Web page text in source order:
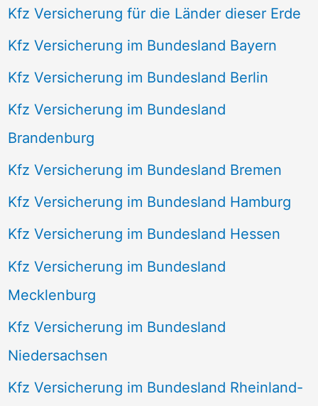
Kfz Versicherung für die Länder dieser Erde
Kfz Versicherung im Bundesland Bayern
Kfz Versicherung im Bundesland Berlin
Kfz Versicherung im Bundesland
Brandenburg
Kfz Versicherung im Bundesland Bremen
Kfz Versicherung im Bundesland Hamburg
Kfz Versicherung im Bundesland Hessen
Kfz Versicherung im Bundesland
Mecklenburg
Kfz Versicherung im Bundesland
Niedersachsen
Kfz Versicherung im Bundesland Rheinland-